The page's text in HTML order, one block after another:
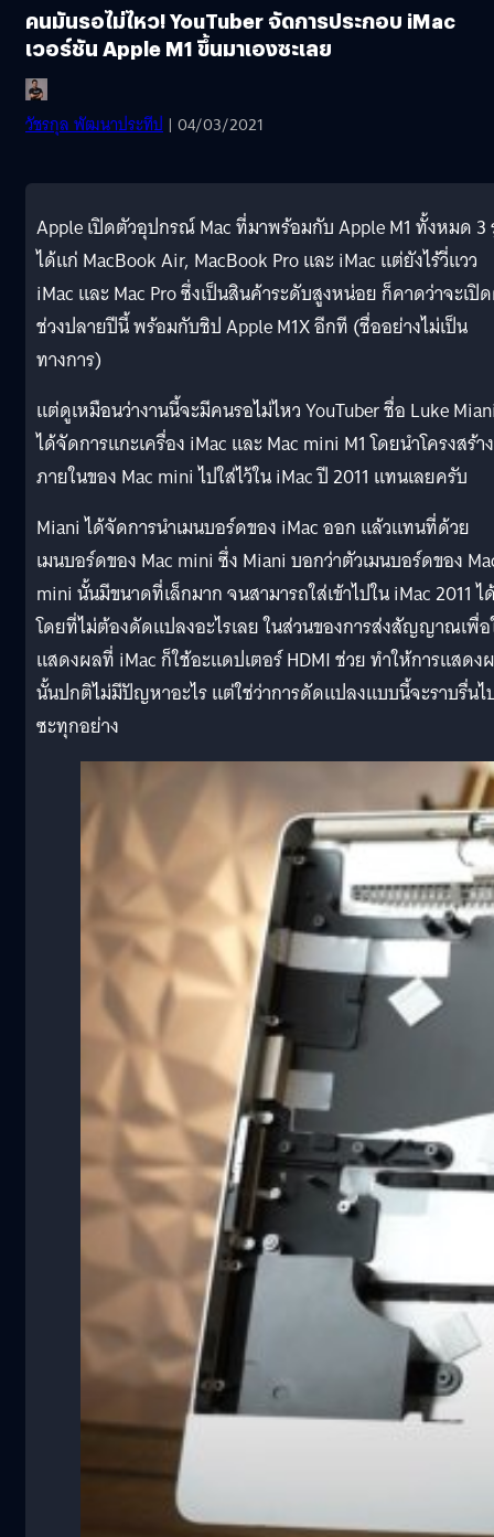
คนมันรอไม่ไหว! YouTuber จัดการประกอบ iMac
เวอร์ชัน Apple M1 ขึ้นมาเองซะเลย
วัชรกุล พัฒนาประทีป | 04/03/2021
Apple เปิดตัวอุปกรณ์ Mac ที่มาพร้อมกับ Apple M1 ทั้งหมด 3
ได้แก่ MacBook Air, MacBook Pro และ iMac แต่ยังไร้วี่แวว
iMac และ Mac Pro ซึ่งเป็นสินค้าระดับสูงหน่อย ก็คาดว่าจะเปิ
ช่วงปลายปีนี้ พร้อมกับชิป Apple M1X อีกที (ชื่ออย่างไม่เป็น
ทางการ)
แต่ดูเหมือนว่างานนี้จะมีคนรอไม่ไหว YouTuber ชื่อ Luke
ได้จัดการแกะเครื่อง iMac และ Mac mini M1 โดยนำโครงสร้าง
ภายในของ Mac mini ไปใส่ไว้ใน iMac ปี 2011 แทนเลยครับ
Miani ได้จัดการนำเมนบอร์ดของ iMac ออก แล้วแทนที่ด้วย
เมนบอร์ดของ Mac mini ซึ่ง Miani บอกว่าตัวเมนบอร์ดของ
mini นั้นมีขนาดที่เล็กมาก จนสามารถใส่เข้าไปใน iMac 2011 ไ
โดยที่ไม่ต้องดัดแปลงอะไรเลย ในส่วนของการส่งสัญญาณเพื่
แสดงผลที่ iMac ก็ใช้อะแดปเตอร์ HDMI ช่วย ทำให้การแสดง
นั้นปกติไม่มีปัญหาอะไร แต่ใช่ว่าการดัดแปลงแบบนี้จะราบรื่นไ
ซะทุกอย่าง